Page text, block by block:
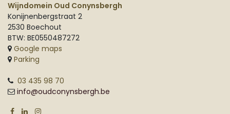
Wijndomein Oud Conynsbergh
Konijnenbergstraat 2
2530 Boechout
BTW: BE0550487272
Google maps
Parking
03 435 98 70
info@oudconynsbergh.be